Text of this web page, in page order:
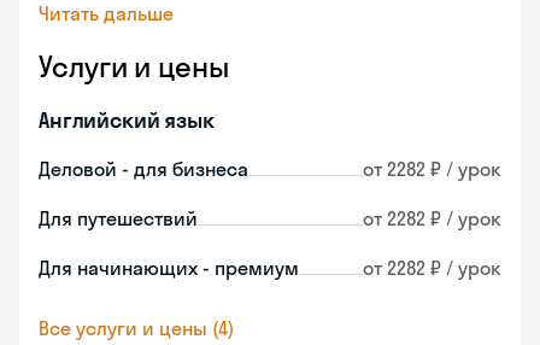
Читать дальше
Услуги и цены
Английский язык
Деловой - для бизнеса от 2282 ₽ / урок
Для путешествий от 2282 ₽ / урок
Для начинающих - премиум от 2282 ₽ / урок
Все услуги и цены (4)